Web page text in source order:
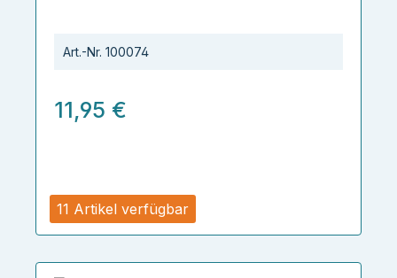
11 Artikel verfügbar
Art.-Nr. 100074
11,95 €